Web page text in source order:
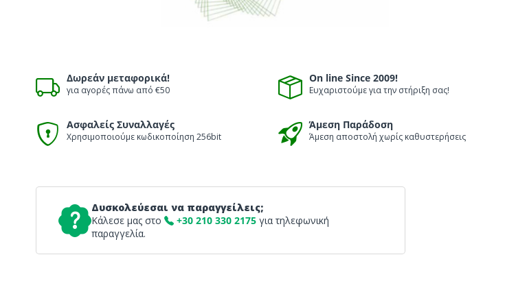
Δωρεάν μεταφορικά!
για αγορές πάνω από €50
On line Since 2009!
Ευχαριστούμε για την στήριξη σας!
Ασφαλείς Συναλλαγές
Χρησιμοποιούμε κωδικοποίηση 256bit
Άμεση Παράδοση
Άμεση αποστολή χωρίς καθυστερήσεις
Δυσκολεύεσαι να παραγγείλεις;
Κάλεσε μας στο
+30 210 330 2175 για τηλεφωνική
παραγγελία.